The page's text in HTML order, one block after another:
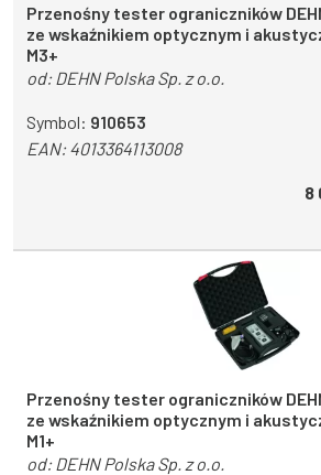
Przenośny tester ograniczników
ze wskaźnikiem optycznym i
M3+
od: DEHN Polska Sp. z o.o.
Symbol: 910653
EAN:4013364113008
8
Przenośny tester ograniczników
ze wskaźnikiem optycznym i
M1+
od: DEHN Polska Sp. z o.o.